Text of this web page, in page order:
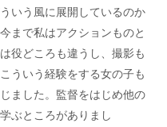
いう風に展開しているのか
まで私はアクションものと
役どころも違うし、撮影も
ういう経験をする女の子も
ました。監督をはじめ他の
ぶところがありまし